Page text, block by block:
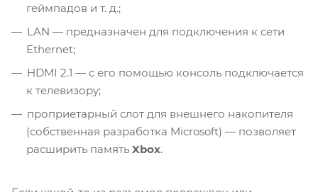
геймпадов и т. д.;
LAN — предназначен для подключения к сети
Ethernet;
HDMI 2.1 — с его помощью консоль подключается
к телевизору;
проприетарный слот для внешнего накопителя
(собственная разработка Microsoft) — позволяет
расширить память Xbox.